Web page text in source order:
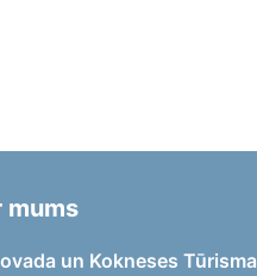
mums
un Kokneses Tūrisma